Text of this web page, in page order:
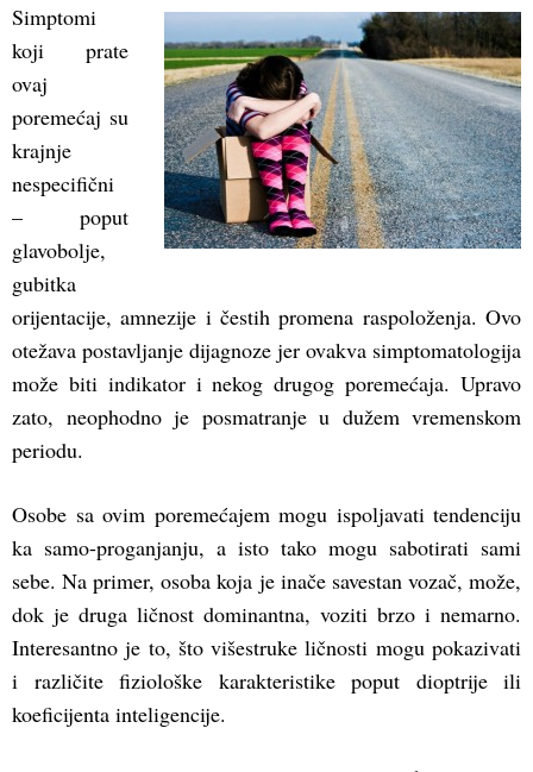
Simptomi
koji prate
ovaj
poremećaj su
krajnje
nespecifični
– poput
glavobolje,
gubitka
orijentacije, amnezije i čestih promena raspoloženja. Ovo
otežava postavljanje dijagnoze jer ovakva simptomatologija
može biti indikator i nekog drugog poremećaja. Upravo
zato, neophodno je posmatranje u dužem vremenskom
periodu.
Osobe sa ovim poremećajem mogu ispoljavati tendenciju
ka samo-proganjanju, a isto tako mogu sabotirati sami
sebe. Na primer, osoba koja je inače savestan vozač, može,
dok je druga ličnost dominantna, voziti brzo i nemarno.
Interesantno je to, što višestruke ličnosti mogu pokazivati
i različite fiziološke karakteristike poput dioptrije ili
koeficijenta inteligencije.